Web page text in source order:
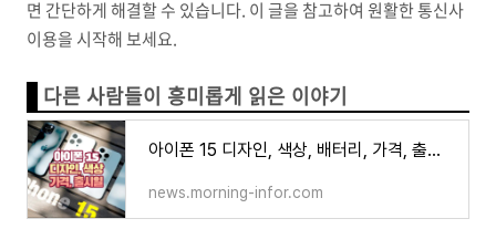
면 간단하게 해결할 수 있습니다. 이 글을 참고하여 원활한 통신사
이용을 시작해 보세요.
다른 사람들이 흥미롭게 읽은 이야기
아이폰 15 디자인, 색상, 배터리, 가격, 출시일
news.morning-infor.com